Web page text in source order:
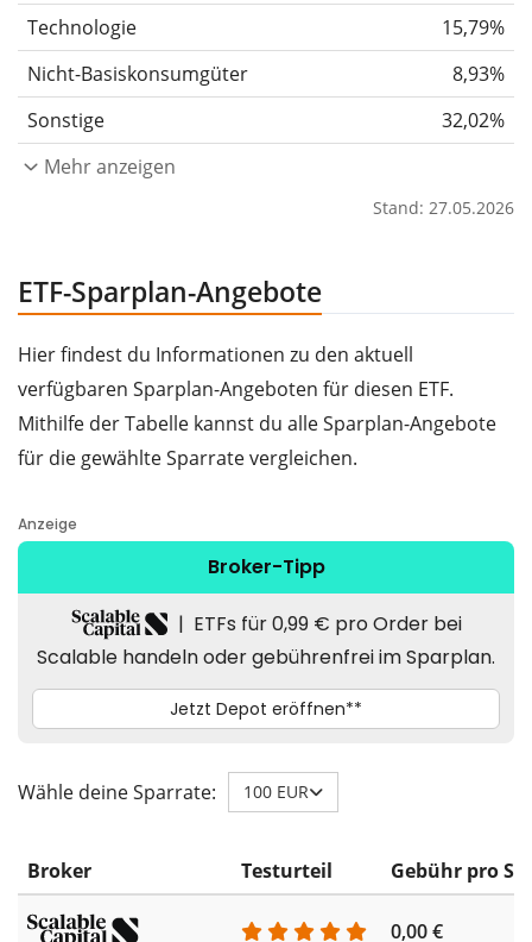
Technologie
15,79%
Nicht-Basiskonsumgüter
8,93%
Sonstige
32,02%
Mehr anzeigen
Stand: 27.05.2026
ETF-Sparplan-Angebote
Hier findest du Informationen zu den aktuell
verfügbaren Sparplan-Angeboten für diesen ETF.
Mithilfe der Tabelle kannst du alle Sparplan-Angebote
für die gewählte Sparrate vergleichen.
Wähle deine Sparrate: 100 EUR
Broker Testurteil Gebühr pro
0,00 €